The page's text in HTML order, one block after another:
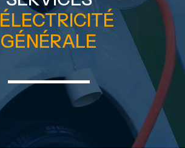
ÉLECTRICITÉ
GÉNÉRALE